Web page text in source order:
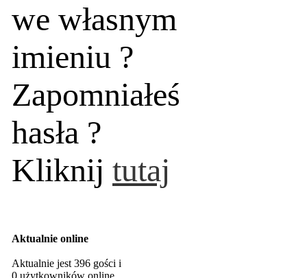
we własnym
imieniu ?
Zapomniałeś
hasła ?
Kliknij tutaj
Aktualnie online
Aktualnie jest 396 gości i
0 użytkowników online